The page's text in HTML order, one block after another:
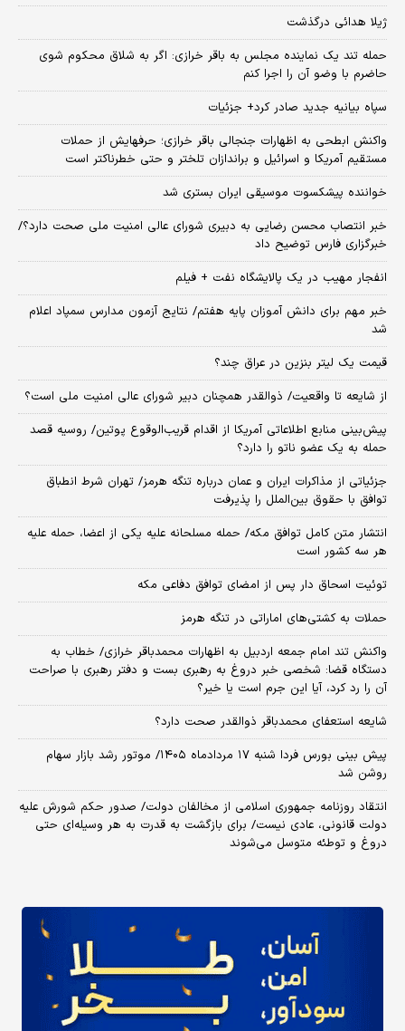
ژیلا هدائی درگذشت
حمله تند یک نماینده مجلس به باقر خرازی: اگر به شلاق محکوم شوی
حاضرم با وضو آن را اجرا کنم
سپاه بیانیه جدید صادر کرد+ جزئیات
واکنش ابطحی به اظهارات جنجالی باقر خرازی؛ حرفهایش از حملات
مستقیم آمریکا و اسرائیل و براندازان تلختر و حتی خطرناکتر است
خواننده پیشکسوت موسیقی ایران بستری شد
خبر انتصاب محسن رضایی به دبیری شورای عالی امنیت ملی صحت دارد؟/
خبرگزاری فارس توضیح داد
انفجار مهیب در یک پالایشگاه نفت + فیلم
خبر مهم برای دانش آموزان پایه هفتم/ نتایج آزمون مدارس سمپاد اعلام
شد
قیمت یک لیتر بنزین در عراق چند؟
از شایعه تا واقعیت/ ذوالقدر همچنان دبیر شورای ‌عالی امنیت ملی است؟
پیش‌بینی منابع اطلاعاتی آمریکا از اقدام قریب‌الوقوع پوتین/ روسیه قصد
حمله به یک عضو ناتو را دارد؟
جزئیاتی از مذاکرات ایران و عمان درباره تنگه هرمز/ تهران شرط انطباق
توافق با حقوق بین‌الملل را پذیرفت
انتشار متن کامل توافق مکه/ حمله مسلحانه علیه یکی از اعضا، حمله علیه
هر سه کشور است
توئیت اسحاق دار پس از امضای توافق دفاعی مکه
حملات به کشتی‌های اماراتی در تنگه هرمز
واکنش تند امام جمعه اردبیل به اظهارات محمدباقر خرازی/ خطاب به
دستگاه قضا: شخصی خبر دروغ به رهبری بست و دفتر رهبری با صراحت
آن را رد کرد، آیا این جرم است یا خیر؟
شایعه استعفای محمدباقر ذوالقدر صحت دارد؟
پیش بینی بورس فردا شنبه ۱۷ مردادماه ۱۴۰۵/ موتور رشد بازار سهام
روشن شد
انتقاد روزنامه جمهوری اسلامی از مخالفان دولت/ صدور حکم شورش علیه
دولت قانونی، عادی نیست/ برای بازگشت به قدرت به هر وسیله‌ای حتی
دروغ و توطئه متوسل می‌شوند